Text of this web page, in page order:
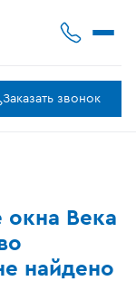
Заказать звонок
окна Века
найдено